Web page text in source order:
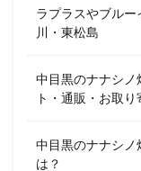
ラプラスやブル
川・東松島
中目黒のナナシノ
ト・通販・お取
中目黒のナナシノ
は？